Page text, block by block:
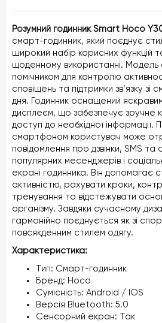
Розумний годинник Smart Hoco
смарт-годинник, який поєднує
широкий набір корисних функцій
щоденному використанні. Модель
помічником для контролю
сповіщень та підтримки зв’язку
дня. Годинник оснащений
дисплеєм, що забезпечує зручне
доступ до необхідної інформації.
смартфоном користувач може
повідомлення про дзвінки, SMS та
популярних месенджерів і
екрані годинника. Він допомагає
активністю, рахувати кроки,
тренування та відстежувати
організму. Завдяки сучасному
гармонійно поєднується як зі
повсякденним стилем одягу.
Характеристика:
Тип: Смарт-годинник
Бренд: Hoco
Сумісність: Android / IOS
Версія Bluetooth: 5.0
Сенсорний екран: Так